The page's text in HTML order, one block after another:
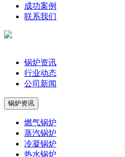
成功案例
联系我们
锅炉资讯
行业动态
公司新闻
锅炉资讯
燃气锅炉
蒸汽锅炉
冷凝锅炉
热水锅炉